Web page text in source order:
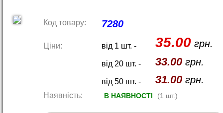
Код товару: 7280
Ціни: від 1 шт. - 35.00грн.
від 20 шт. - 33.00грн.
від 50 шт. - 31.00грн.
Наявність: В НАЯВНОСТІ (1 шт.)